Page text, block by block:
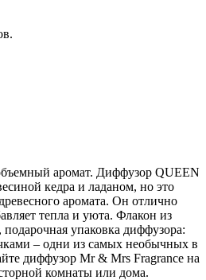
аромат. Диффузор QUEEN
кедра и ладаном, но это
аромата. Он отлично
тепла и уюта. Флакон из
упаковка диффузора:
– одни из самых необычных в
диффузор Mr & Mrs Fragrance на
комнаты или дома.